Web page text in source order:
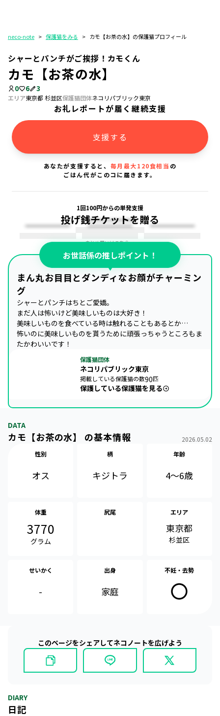
neco-note > 保護猫をみる > カモ【お茶の水】の保護猫プロフィール
シャーとパンチがご挨拶！カモくん
カモ【お茶の水】
0 6 3
エリア東京都 杉並区保護猫団体ネコリパブリック東京
お礼レポートが届く継続支援
支援する
あなたが支援すると、 毎月最大120食相当 の
ごはん代がこのコに届きます。
1回100円からの単発支援
投げ銭チケットを贈る
まとめ買いはこちら →
お世話係の推しポイント！
まん丸お目目とダンディなお顔がチャーミン
グ
シャーとパンチはちとご愛嬌。
まだ人は怖いけど美味しいものは大好き！
美味しいものを食べている時は触れることもあるとか…
怖いのに美味しいものを貰うために頑張っちゃうところもま
たかわいいです！
保護猫団体
ネコリパブリック東京
掲載している保護猫の数90匹
保護している保護猫を見る
DATA
カモ【お茶の水】 の基本情報
2026.05.02
性別
オス
柄
キジトラ
年齢
4〜6歳
体重
3770
グラム
尻尾 エリア
東京都
杉並区
せいかく
-
出身
家庭
不妊・去勢
このページをシェアしてネコノートを広げよう
DIARY
日記